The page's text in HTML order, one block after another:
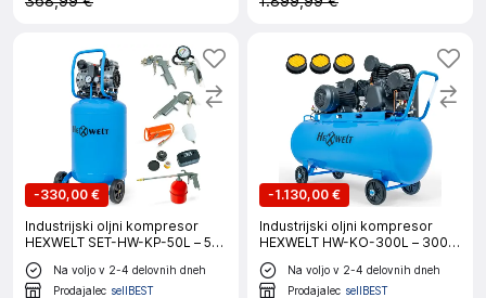
-330,00 €
Industrijski oljni kompresor
HEXWELT SET-HW-KP-50L – 50
L, 1500 W, 8 bar, 317 L/min, 5v1
kompletNa voljo v 2-4 delovnih dneh
Prodajalec sellBEST
-1.130,00 €
Industrijski oljni kompresor
HEXWELT HW-KO-300L – 300
L, 7500 W, 8 bar, 1090 L/min
Na voljo v 2-4 delovnih dneh
Prodajalec sellBEST